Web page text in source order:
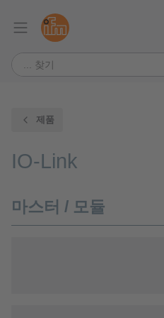
제품
IO-Link
마스터 / 모듈